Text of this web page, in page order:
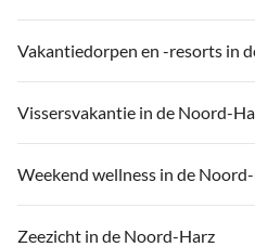
Vakantiedorpen en -resorts in
Vissersvakantie in de Noord-
Weekend wellness in de
Zeezicht in de Noord-Harz